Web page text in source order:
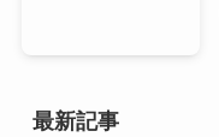
最新記事